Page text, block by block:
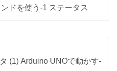
ドを使う-1 ステータス
(1) Arduino UNOで動かす-